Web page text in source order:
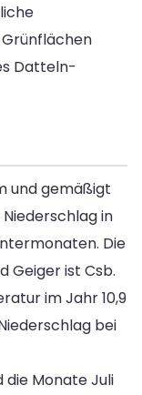
Datteln-
und gemäßigt
in
Die
Geiger ist Csb.
im Jahr 10,9
bei
die Monate Juli